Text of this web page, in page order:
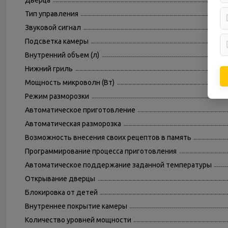
Тип управления
Звуковой сигнал
Подсветка камеры
Внутренний объем (л)
Нижний гриль
Мощность микроволн (Вт)
Режим разморозки
Автоматическое приготовление
Автоматическая разморозка
Возможность внесения своих рецептов в память
Программирование процесса приготовления
Автоматическое поддержание заданной температуры
Открывание дверцы
Блокировка от детей
Внутреннее покрытие камеры
Количество уровней мощности